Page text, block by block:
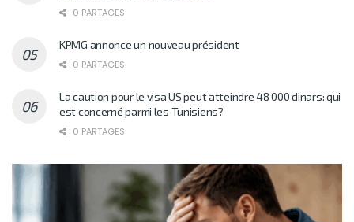
0 PARTAGES
KPMG annonce un nouveau président
0 PARTAGES
La caution pour le visa US peut atteindre 48 000 dinars: qui
est concerné parmi les Tunisiens?
0 PARTAGES